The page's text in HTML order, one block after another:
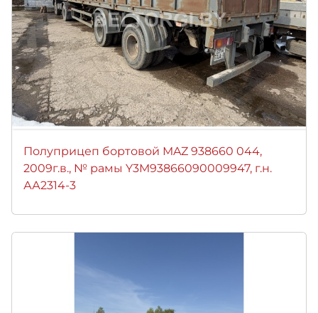
Полуприцеп бортовой MAZ 938660 044,
2009г.в., № рамы Y3M93866090009947, г.н.
АА2314-3